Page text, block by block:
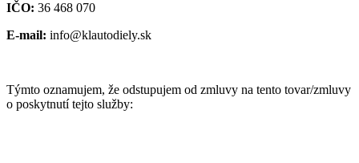
IČO: 36 468 070
E-mail: info@klautodiely.sk
Týmto oznamujem, že odstupujem od zmluvy na tento tovar/zmluvy
o poskytnutí tejto služby: